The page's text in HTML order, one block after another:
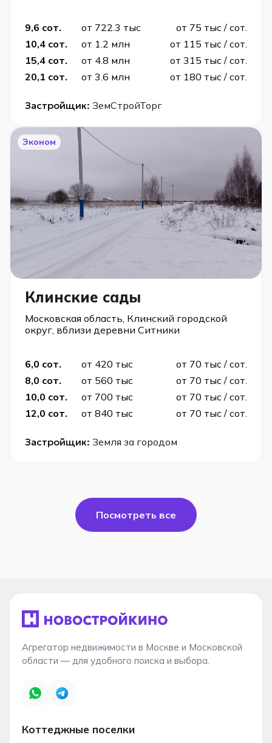
9,6 сот. от 722.3 тыс
от 75 тыс / сот.
10,4 сот.
от 1.2 млн
от 115 тыс / сот.
15,4 сот.
от 4.8 млн
от 315 тыс / сот.
20,1 сот.
от 3.6 млн от 180 тыс / сот.
Застройщик: ЗемСтройТорг
Эконом
Клинские сады
Московская область, Клинский городской
округ, вблизи деревни Ситники
6,0 сот. от 420 тыс
от 70 тыс / сот.
8,0 сот.
от 560 тыс
от 70 тыс / сот.
10,0 сот.
от 700 тыс
от 70 тыс / сот.
12,0 сот.
от 840 тыс от 70 тыс / сот.
Застройщик: Земля за городом
Посмотреть все
Агрегатор недвижимости в Москве и Московской
области — для удобного поиска и выбора.
Коттеджные поселки